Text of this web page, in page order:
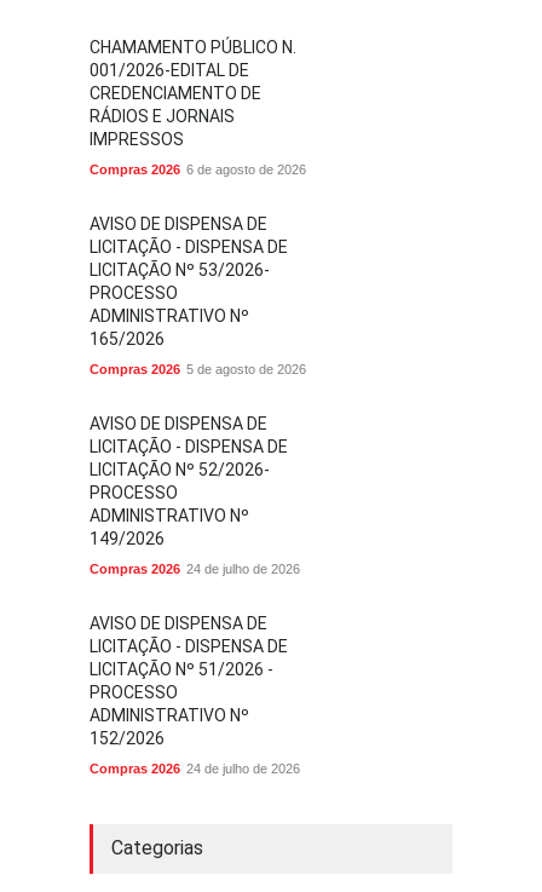
CHAMAMENTO PÚBLICO N.
001/2026-EDITAL DE
CREDENCIAMENTO DE
RÁDIOS E JORNAIS
IMPRESSOS
Compras 2026 6 de agosto de 2026
AVISO DE DISPENSA DE
LICITAÇÃO - DISPENSA DE
LICITAÇÃO Nº 53/2026-
PROCESSO
ADMINISTRATIVO Nº
165/2026
Compras 2026 5 de agosto de 2026
AVISO DE DISPENSA DE
LICITAÇÃO - DISPENSA DE
LICITAÇÃO Nº 52/2026-
PROCESSO
ADMINISTRATIVO Nº
149/2026
Compras 2026 24 de julho de 2026
AVISO DE DISPENSA DE
LICITAÇÃO - DISPENSA DE
LICITAÇÃO Nº 51/2026 -
PROCESSO
ADMINISTRATIVO Nº
152/2026
Compras 2026 24 de julho de 2026
Categorias